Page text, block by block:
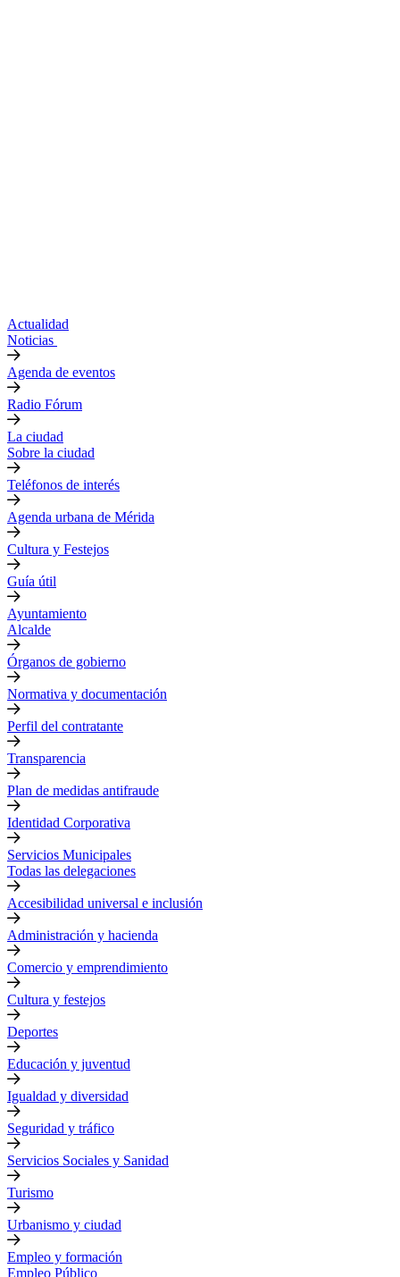
Actualidad
Noticias
Agenda de eventos
Radio Fórum
La ciudad
Sobre la ciudad
Teléfonos de interés
Agenda urbana de Mérida
Cultura y Festejos
Guía útil
Ayuntamiento
Alcalde
Órganos de gobierno
Normativa y documentación
Perfil del contratante
Transparencia
Plan de medidas antifraude
Identidad Corporativa
Servicios Municipales
Todas las delegaciones
Accesibilidad universal e inclusión
Administración y hacienda
Comercio y emprendimiento
Cultura y festejos
Deportes
Educación y juventud
Igualdad y diversidad
Seguridad y tráfico
Servicios Sociales y Sanidad
Turismo
Urbanismo y ciudad
Empleo y formación
Empleo Público